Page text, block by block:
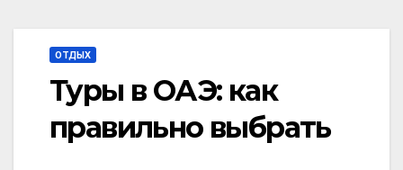
ОТДЫХ
Туры в ОАЭ: как
правильно выбрать